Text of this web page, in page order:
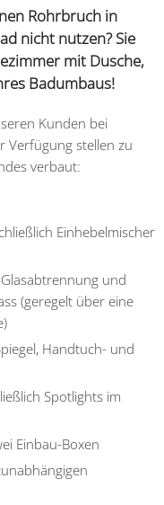
Rohrbruch in
nicht nutzen? Sie
mit Dusche,
Badumbaus!
Kunden bei
Verfügung stellen zu
verbaut:
Einhebelmischer
und
(geregelt über eine
Handtuch- und
Spotlights im
Einbau-Boxen